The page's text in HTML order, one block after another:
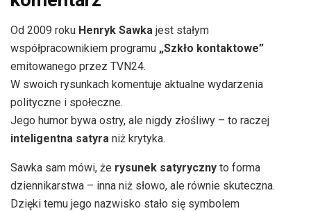
Od 2009 roku Henryk Sawka jest stałym
współpracownikiem programu „Szkło kontaktowe”
emitowanego przez TVN24.
W swoich rysunkach komentuje aktualne wydarzenia
polityczne i społeczne.
Jego humor bywa ostry, ale nigdy złośliwy – to raczej
inteligentna satyra niż krytyka.
Sawka sam mówi, że rysunek satyryczny to forma
dziennikarstwa – inna niż słowo, ale równie skuteczna.
Dzięki temu jego nazwisko stało się symbolem